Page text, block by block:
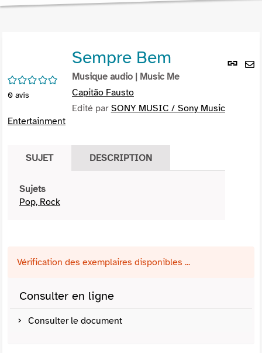
Lien
/5
0 avis
Sempre Bem
Musique audio | Music Me
Capitão Fausto
Edité par SONY MUSIC / Sony Music
Entertainment
SUJET DESCRIPTION
Sujets
Pop, Rock
Vérification des exemplaires disponibles ...
Consulter en ligne
Consulter le document